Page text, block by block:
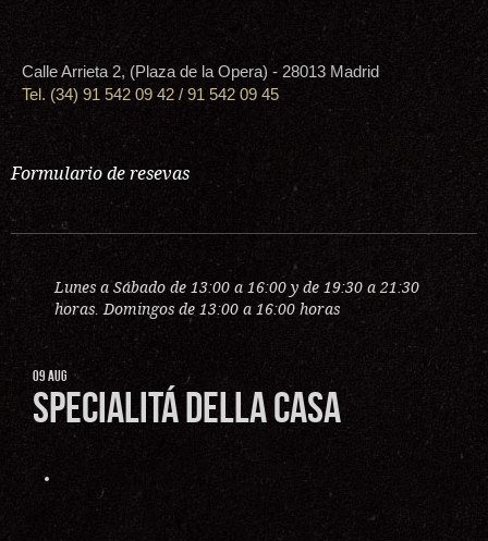
Calle Arrieta 2, (Plaza de la Opera) - 28013 Madrid
Tel. (34) 91 542 09 42 / 91 542 09 45
Formulario de resevas
Lunes a Sábado de 13:00 a 16:00 y de 19:30 a 21:30
horas. Domingos de 13:00 a 16:00 horas
09AUG
Specialitá della casa